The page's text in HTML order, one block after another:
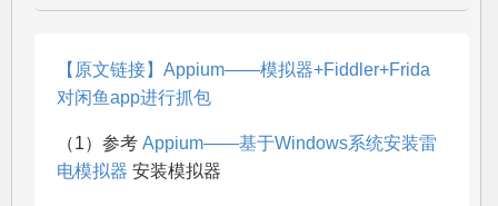
【原文链接】Appium——模拟器+Fiddler+Frida
对闲鱼app进行抓包
（1）参考 Appium——基于Windows系统安装雷
电模拟器 安装模拟器